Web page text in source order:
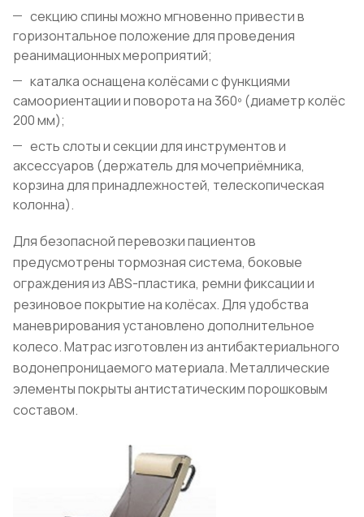
секцию спины можно мгновенно привести в
горизонтальное положение для проведения
реанимационных мероприятий;
каталка оснащена колёсами с функциями
самоориентации и поворота на 360º (диаметр колёс
200 мм);
есть слоты и секции для инструментов и
аксессуаров (держатель для мочеприёмника,
корзина для принадлежностей, телескопическая
колонна).
Для безопасной перевозки пациентов
предусмотрены тормозная система, боковые
ограждения из ABS-пластика, ремни фиксации и
резиновое покрытие на колёсах. Для удобства
маневрирования установлено дополнительное
колесо. Матрас изготовлен из антибактериального
водонепроницаемого материала. Металлические
элементы покрыты антистатическим порошковым
составом.